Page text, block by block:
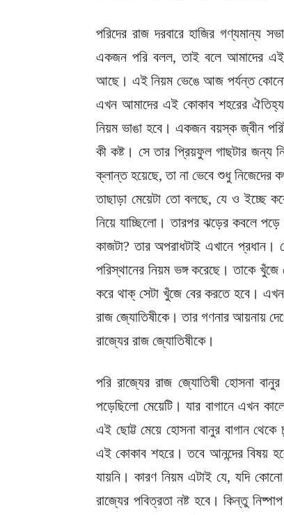
পরিদের রাজ দরবারে হাজির
একজন পরি বলল, তাই বলে আমাদের এই
আছে। এই নিয়ম ভেঙে আজ পর্যন্ত কোনো
এখন আমাদের এই কোকাব শহরের ঐতিহ্য,
নিয়ম ভাঙা হবে। একজন বয়স্ক জ্বীন
কী কষ্ট। সে তার প্রিয়ফুল গাছটার
ক্লান্ত হয়েছে, তা না ভেবে শুধু
তাছাড়া মেয়েটা তো বলছে, যে ও
নিয়ে যাচ্ছিলো। তারপর ঝড়ের কবলে
কাজটা? তার অপরাধটাই এখানে
পরিস্থানের নিয়ম ভঙ্গ করেছে। তাকে
করে থাক্ সেটা খুঁজে বের করতে হবে।
রাজ জ্যোতিষীকে। তার গণনার আয়নায়
রাজ্যের রাজ জ্যোতিষীকে।
পরি রাজ্যের রাজ জ্যোতিষী হোসনা
পড়েছিলো মেয়েটি। যার বাগানে এখন
এই ছোট্ট মেয়ে হোসনা বানুর বাগান
এই কোকাব শহরে। তবে আনন্দের বিষয়
যায়নি। কারণ নিয়ম এটাই যে, যদি
রাজ্যের পবিত্রতা নষ্ট হবে। কিন্তু